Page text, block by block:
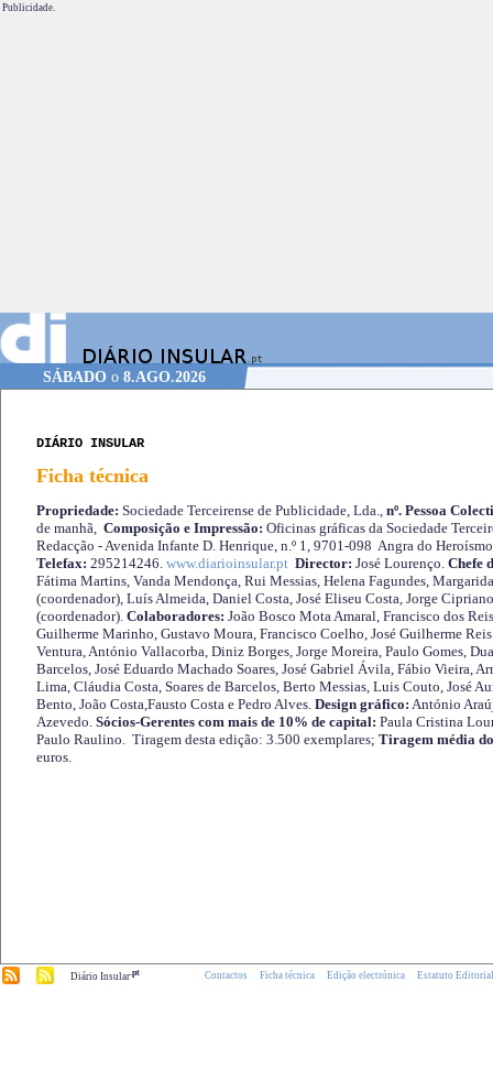
Publicidade.
SÁBADOo 8.AGO.2026
DIÁRIO INSULAR
Ficha técnica
Propriedade: Sociedade Terceirense de Publicidade, Lda., nº. Pessoa
de manhã, Composição e Impressão: Oficinas gráficas da Sociedade
Redacção - Avenida Infante D. Henrique, n.º 1, 9701-098 Angra do
Telefax: 295214246. www.diarioinsular.pt Director: José Lourenço. Chefe
Fátima Martins, Vanda Mendonça, Rui Messias, Helena Fagundes,
(coordenador), Luís Almeida, Daniel Costa, José Eliseu Costa, Jorge
(coordenador). Colaboradores: João Bosco Mota Amaral, Francisco dos
Guilherme Marinho, Gustavo Moura, Francisco Coelho, José Guilherme
Ventura, António Vallacorba, Diniz Borges, Jorge Moreira, Paulo Gomes,
Barcelos, José Eduardo Machado Soares, José Gabriel Ávila, Fábio Vieira,
Lima, Cláudia Costa, Soares de Barcelos, Berto Messias, Luis Couto, José
Bento, João Costa,Fausto Costa e Pedro Alves. Design gráfico: António
Azevedo. Sócios-Gerentes com mais de 10% de capital: Paula Cristina
Paulo Raulino. Tiragem desta edição: 3.500 exemplares; Tiragem média
euros.
Diário Insular.pt Contactos Ficha técnica Edição electrónica Estatuto Editorial